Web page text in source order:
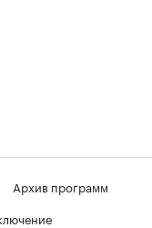
Архив программ